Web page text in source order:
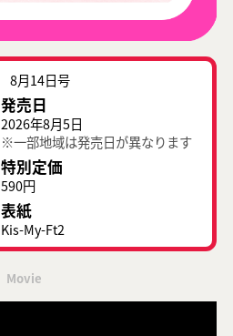
8月14日号
発売日
2026年8月5日
※一部地域は発売日が異なります
特別定価
590円
表紙
Kis-My-Ft2
Movie